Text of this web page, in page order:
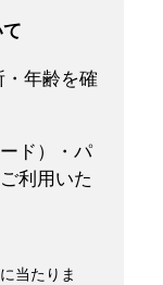
年齢を確
ド）・パ
利用いた
当たりま